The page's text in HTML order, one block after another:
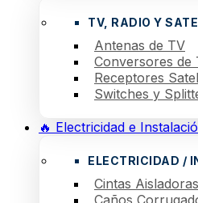
TV, RADIO Y
Antenas de TV
Conversores de
Receptores
Switches y
🔥 Electricidad e
ELECTRICIDAD /
Cintas Aisladoras
Caños